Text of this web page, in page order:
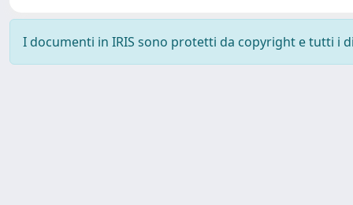
I documenti in IRIS sono protetti da copyright e tutti i